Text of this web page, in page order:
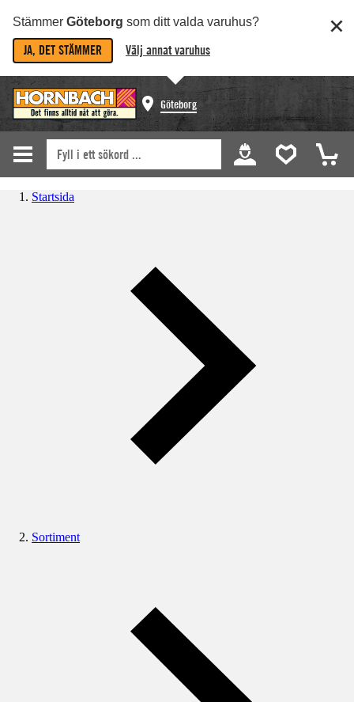
Stämmer Göteborg som ditt valda varuhus?
JA, DET STÄMMER Välj annat varuhus
Göteborg
Startsida
Sortiment